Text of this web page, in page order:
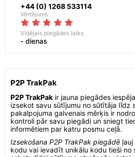
+44 (0) 1268 533114
Vērtējums
Vidējais piegādes laiks
- dienas
P2P TrakPak
P2P TrakPak ir jauna piegādes
izsekot savu sūtījumu no sūtītāja līdz
pakalpojuma galvenais mērķis ir
kontroli pār savu piegādi un sniegt
informētiem par katru posmu ceļā.
Izsekošana P2P TrakPak piegādē
kodu vai ievadīt unikālu kodu tieši no